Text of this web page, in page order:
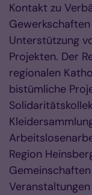
Kontakt zu
Unterstützung
Projekten. Der
regionalen
bistümliche
Region